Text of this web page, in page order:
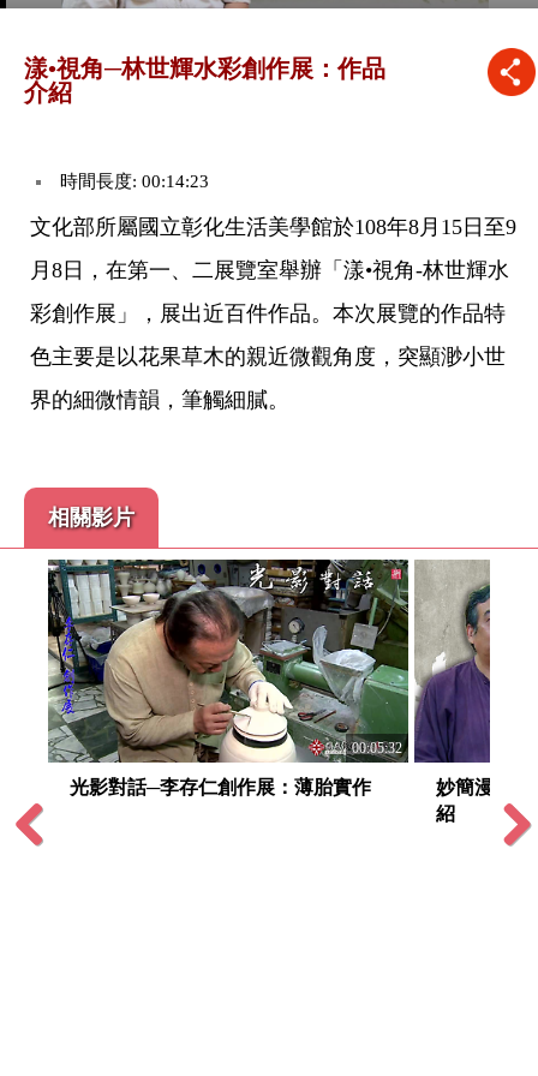
漾•視角─林世輝水彩創作展：作品
介紹
時間長度: 00:14:23
文化部所屬國立彰化生活美學館於108年8月15日至9
月8日，在第一、二展覽室舉辦「漾•視角-林世輝水
彩創作展」，展出近百件作品。本次展覽的作品特
色主要是以花果草木的親近微觀角度，突顯渺小世
界的細微情韻，筆觸細膩。
相關影片
00:05:32
光影對話─李存仁創作展：薄胎實作
妙簡漫行─
紹